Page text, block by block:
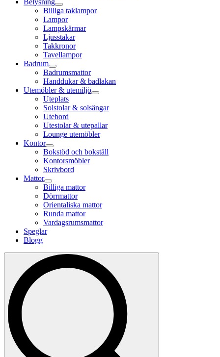
Belysning
Billiga taklampor
Lampor
Lampskärmar
Ljusstakar
Takkronor
Tavellampor
Badrum
Badrumsmattor
Handdukar & badlakan
Utemöbler & utemiljö
Uteplats
Solstolar & solsängar
Utebord
Utestolar & utepallar
Lounge utemöbler
Kontor
Bokstöd och bokställ
Kontorsmöbler
Skrivbord
Mattor
Billiga mattor
Dörrmattor
Orientaliska mattor
Runda mattor
Vardagsrumsmattor
Speglar
Blogg